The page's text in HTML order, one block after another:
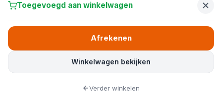
Toegevoegd aan winkelwagen
Winkelwagen bekijken
Afrekenen
Verder winkelen